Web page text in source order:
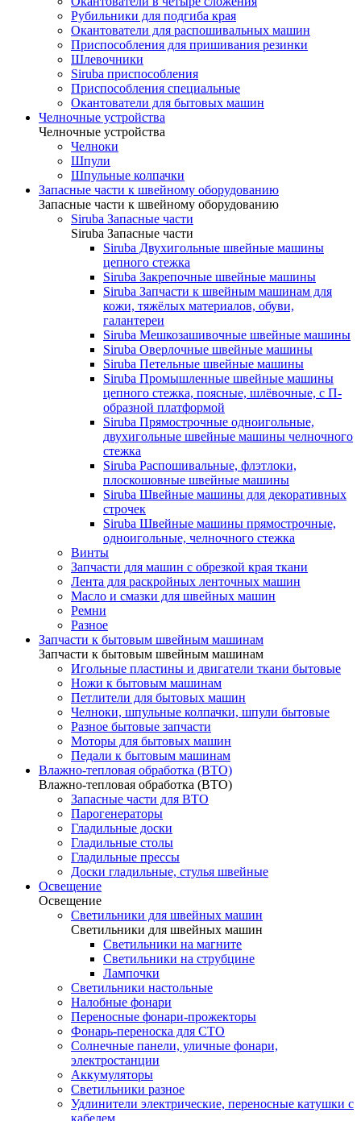
Рубильники для подгиба края
Окантователи для распошивальных машин
Приспособления для пришивания резинки
Шлевочники
Siruba приспособления
Приспособления специальные
Окантователи для бытовых машин
Челночные устройства
Челночные устройства
Челноки
Шпули
Шпульные колпачки
Запасные части к швейному оборудованию
Запасные части к швейному оборудованию
Siruba Запасные части
Siruba Запасные части
Siruba Двухигольные швейные машины
цепного стежка
Siruba Закрепочные швейные машины
Siruba Запчасти к швейным машинам для
кожи, тяжёлых материалов, обуви,
галантереи
Siruba Мешкозашивочные швейные машины
Siruba Оверлочные швейные машины
Siruba Петельные швейные машины
Siruba Промышленные швейные машины
цепного стежка, поясные, шлёвочные, с П-
образной платформой
Siruba Прямострочные одноигольные,
двухигольные швейные машины челночного
стежка
Siruba Распошивальные, флэтлоки,
плоскошовные швейные машины
Siruba Швейные машины для декоративных
строчек
Siruba Швейные машины прямострочные,
одноигольные, челночного стежка
Винты
Запчасти для машин с обрезкой края ткани
Лента для раскройных ленточных машин
Масло и смазки для швейных машин
Ремни
Разное
Запчасти к бытовым швейным машинам
Запчасти к бытовым швейным машинам
Игольные пластины и двигатели ткани бытовые
Ножи к бытовым машинам
Петлители для бытовых машин
Челноки, шпульные колпачки, шпули бытовые
Разное бытовые запчасти
Моторы для бытовых машин
Педали к бытовым машинам
Влажно-тепловая обработка (ВТО)
Влажно-тепловая обработка (ВТО)
Запасные части для ВТО
Парогенераторы
Гладильные доски
Гладильные столы
Гладильные прессы
Доски гладильные, стулья швейные
Освещение
Освещение
Светильники для швейных машин
Светильники для швейных машин
Светильники на магните
Светильники на струбцине
Лампочки
Светильники настольные
Налобные фонари
Переносные фонари-прожекторы
Фонарь-переноска для СТО
Солнечные панели, уличные фонари,
электростанции
Аккумуляторы
Светильники разное
Удлинители электрические, переносные катушки с
кабелем